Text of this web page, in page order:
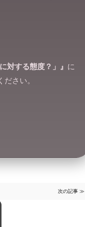
対する態度？」』 に
さい。
次の記事 ≫